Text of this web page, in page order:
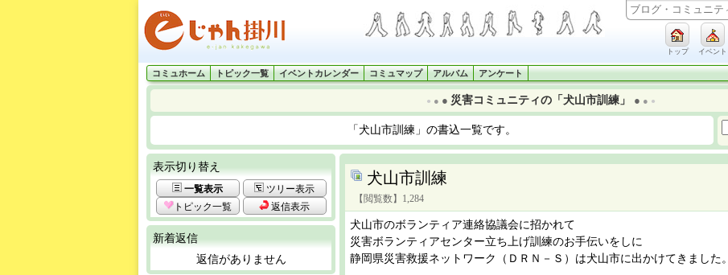
トップ イベント
コミュホーム トピック一覧 イベントカレンダー コミュマップ アルバム アンケート
● ● ● 災害コミュニティの「犬山市訓練」 ● ● ●
「犬山市訓練」の書込一覧です。
表示切り替え
一覧表示
ツリー表示
トピック一覧
返信表示
新着返信
返信がありません
犬山市訓練
【閲覧数】1,284
犬山市のボランティア連絡協議会に招かれて
災害ボランティアセンター立ち上げ訓練のお手伝いをしに
静岡県災害救援ネットワーク（ＤＲＮ－Ｓ）は犬山市に出かけてきました。